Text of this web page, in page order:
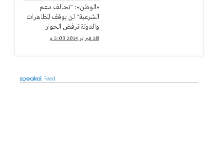
«الوطن»: "تحالف دعم
الشرعية" لن يوقف المظاهرات
والدولة ترفض الحوار
28 فبراير 2014 5:03 م